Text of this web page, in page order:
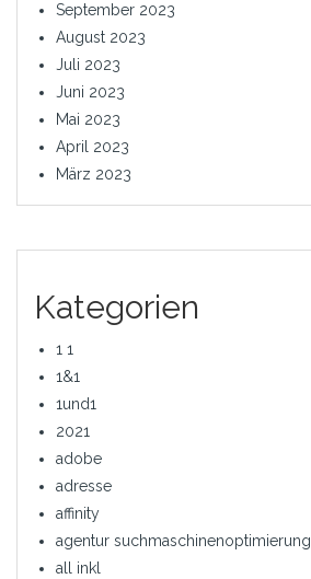
September 2023
August 2023
Juli 2023
Juni 2023
Mai 2023
April 2023
März 2023
Kategorien
1 1
1&1
1und1
2021
adobe
adresse
affinity
agentur suchmaschinenoptimierung
all inkl